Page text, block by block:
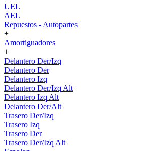
UEL
AEL
Repuestos - Autopartes
+
Amortiguadores
+
Delantero Der/Izq
Delantero Der
Delantero Izq
Delantero Der/Izq Alt
Delantero Izq Alt
Delantero Der/Alt
Trasero Der/Izq
Trasero Izq
Trasero Der
Trasero Der/Izq Alt